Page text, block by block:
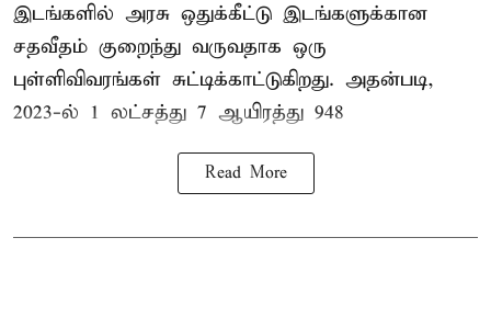
இடங்களில் அரசு ஒதுக்கீட்டு இடங்களுக்கான
சதவீதம் குறைந்து வருவதாக ஒரு
புள்ளிவிவரங்கள் சுட்டிக்காட்டுகிறது. அதன்படி,
2023-ல் 1 லட்சத்து 7 ஆயிரத்து 948
Read More